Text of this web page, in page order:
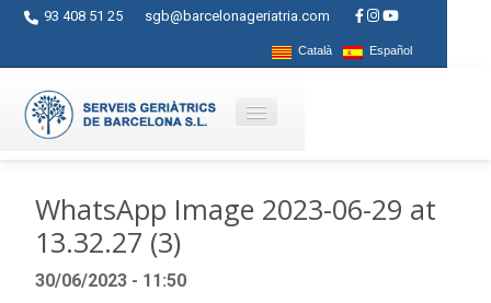
93 408 51 25 sgb@barcelonageriatria.com
Català Español
Serveis
Activitats
WhatsApp Image 2023-06-29 at
13.32.27 (3)
30/06/2023 - 11:50